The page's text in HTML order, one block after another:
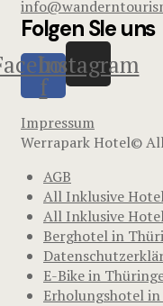
Folgen SIe uns
f
Instagram
Impressum
Werrapark Hotel©
AGB
All Inklusive
All Inklusive
Berghotel in
E-Bike in
Erholungshotel